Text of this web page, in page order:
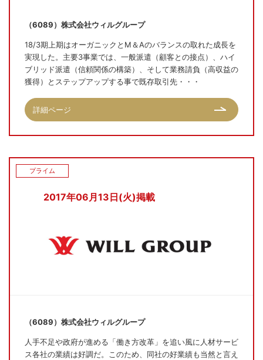
（6089）株式会社ウィルグループ
18/3期上期はオーガニックとM＆Aのバランスの取れた成長を
実現した。主要3事業では、一般派遣（顧客との接点）、ハイ
ブリッド派遣（信頼関係の構築）、そして業務請負（高収益の
獲得）とステップアップする事で既存取引先・・・
詳細ページ
2017年06月13日(火)掲載
プライム
（6089）株式会社ウィルグループ
人手不足や政府が進める「働き方改革」を追い風に人材サービ
ス各社の業績は好調だ。このため、同社の好業績も当然と言え